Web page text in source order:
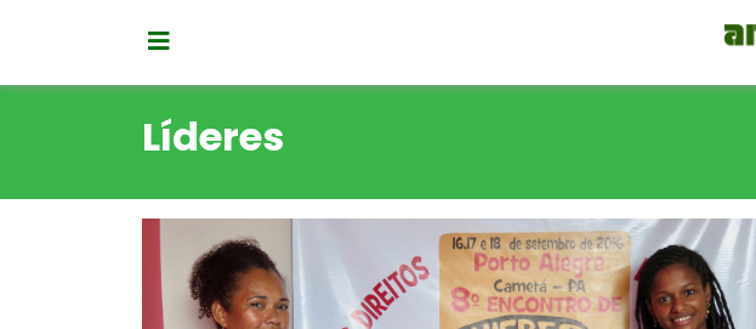
Líderes